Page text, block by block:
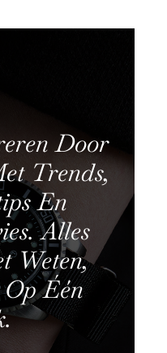
Door
Trends,
En
Alles
Weten,
Één